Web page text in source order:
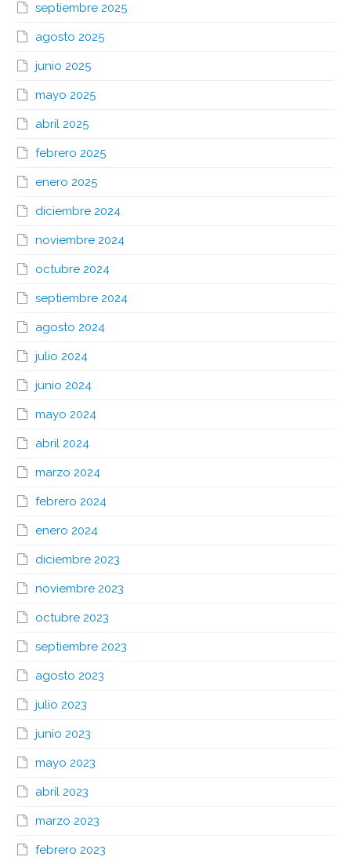
septiembre 2025
agosto 2025
junio 2025
mayo 2025
abril 2025
febrero 2025
enero 2025
diciembre 2024
noviembre 2024
octubre 2024
septiembre 2024
agosto 2024
julio 2024
junio 2024
mayo 2024
abril 2024
marzo 2024
febrero 2024
enero 2024
diciembre 2023
noviembre 2023
octubre 2023
septiembre 2023
agosto 2023
julio 2023
junio 2023
mayo 2023
abril 2023
marzo 2023
febrero 2023